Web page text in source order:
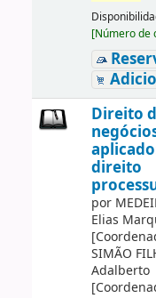
[Número de
Direito
direito
por
Elias
SIMÃO
Adalberto